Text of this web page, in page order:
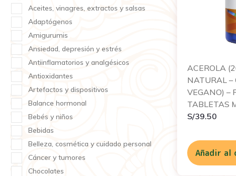
Aceites, vinagres, extractos y salsas
Adaptógenos
Amigurumis
Ansiedad, depresión y estrés
Antiinflamatorios y analgésicos
Antioxidantes
Artefactos y dispositivos
Balance hormonal
Bebés y niños
Bebidas
Belleza, cosmética y cuidado personal
Cáncer y tumores
Chocolates
ACEROLA
NATURAL –
VEGANO) –
TABLETAS
S/39.50
Añadir